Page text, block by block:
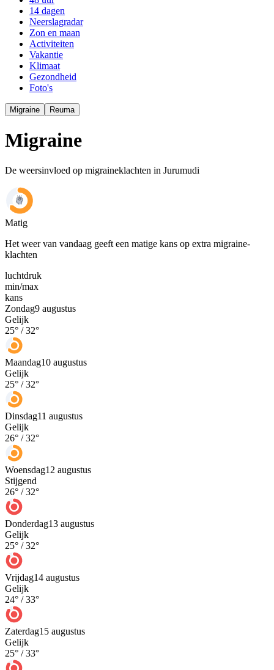
14 dagen
Neerslagradar
Zon en maan
Activiteiten
Vakantie
Klimaat
Gezondheid
Foto's
Migraine Reuma
Migraine
De weersinvloed op migraineklachten in Jurumudi
Matig
Het weer van vandaag geeft een matige kans op extra migraine-
klachten
luchtdruk
min/max
kans
Zondag9 augustus
Gelijk
25° /32°
Maandag10 augustus
Gelijk
25° /32°
Dinsdag11 augustus
Gelijk
26° /32°
Woensdag12 augustus
Stijgend
26° /32°
Donderdag13 augustus
Gelijk
25° /32°
Vrijdag14 augustus
Gelijk
24° /33°
Zaterdag15 augustus
Gelijk
25° /33°